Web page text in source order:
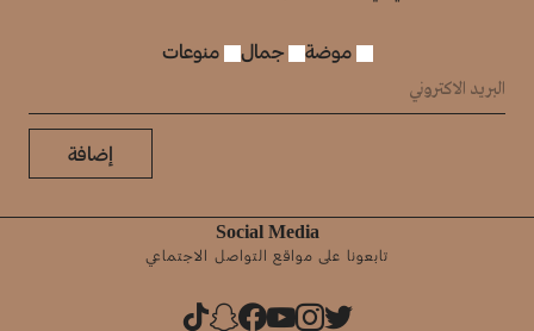
موضة جمال منوعات
إضافة
Social Media
تابعونا على مواقع التواصل الاجتماعي